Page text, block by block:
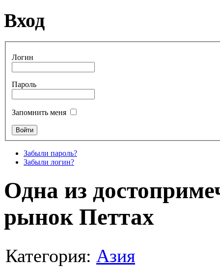
Вход
Логин
Пароль
Запомнить меня
Забыли пароль?
Забыли логин?
Одна из
рынок Петтах
Категория: Азия